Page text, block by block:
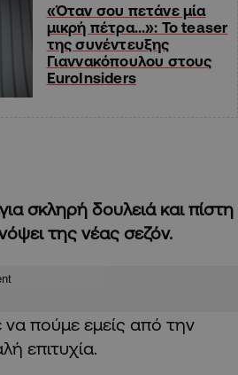
«Όταν σου πετάνε μία
μικρή πέτρα…»: Το teaser
της συνέντευξης
Γιαννακόπουλου στους
EuroInsiders
σκληρή δουλειά και πίστη
της νέας σεζόν.
πούμε εμείς από την
επιτυχία.